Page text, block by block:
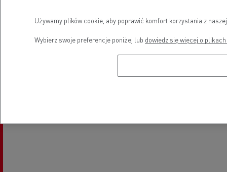
Używamy plików cookie, aby poprawić komfort korzystania z
Wybierz swoje preferencje poniżej lub dowiedz się więcej o